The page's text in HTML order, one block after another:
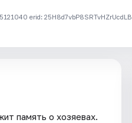
erid: 25H8d7vbP8SRTvHZrUcdLB
память о хозяевах.